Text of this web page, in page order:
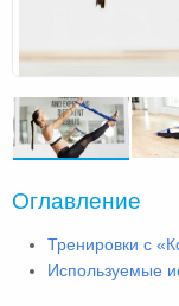
Оглавление
Тренировки с
Используемые